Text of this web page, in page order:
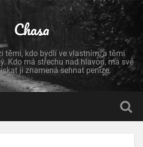
Chasa
těmi, kdo bydlí ve vlastním, a těmi
Kdo má střechu nad hlavou, má své
ji znamená sehnat peníze.